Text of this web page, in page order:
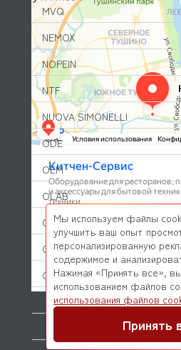
MVQ
NEMOX
NOPEIN
NTF
NUOVA SIMONELLI
ODE
OEM
OLAB
OLIS
OLYMPIA
OMNIWASH
ORVED
© 2026 Kitchen-Service.com
и оборудования
Мы используем файлы
улучшить ваш опыт
персонализированную
содержимое и
Нажимая «Принять все»,
использованием файлов
использования файлов
Принять